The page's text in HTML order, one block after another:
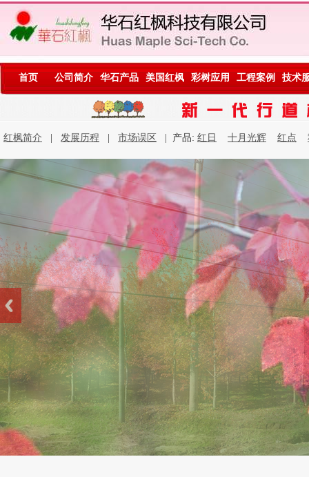
首页 公司简介 华石产品 美国红枫 彩树应用 工程案例 技术
红枫简介 发展历程 市场误区 | 产品: 红日 十月光辉 红点